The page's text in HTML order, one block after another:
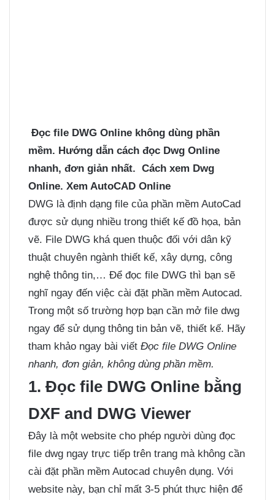
Đọc file DWG Online không dùng phần
mềm. Hướng dẫn cách đọc Dwg Online
nhanh, đơn giản nhất. Cách xem Dwg
Online. Xem AutoCAD Online
DWG là định dạng file của phần mềm AutoCad
được sử dụng nhiều trong thiết kế đồ họa, bản
vẽ. File DWG khá quen thuộc đối với dân kỹ
thuật chuyên ngành thiết kế, xây dựng, công
nghệ thông tin,… Để đọc file DWG thì bạn sẽ
nghĩ ngay đến việc cài đặt phần mềm Autocad.
Trong một số trường hợp bạn cần mở file dwg
ngay để sử dụng thông tin bản vẽ, thiết kế. Hãy
tham khảo ngay bài viết Đọc file DWG Online
nhanh, đơn giản, không dùng phần mềm.
1. Đọc file DWG Online bằng
DXF and DWG Viewer
Đây là một website cho phép người dùng đọc
file dwg ngay trực tiếp trên trang mà không cần
cài đặt phần mềm Autocad chuyên dụng. Với
website này, bạn chỉ mất 3-5 phút thực hiện để